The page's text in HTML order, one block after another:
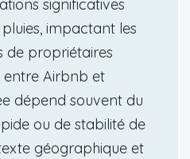
significatives
impactant les
de propriétaires
entre Airbnb et
dépend souvent du
ou de stabilité de
géographique et